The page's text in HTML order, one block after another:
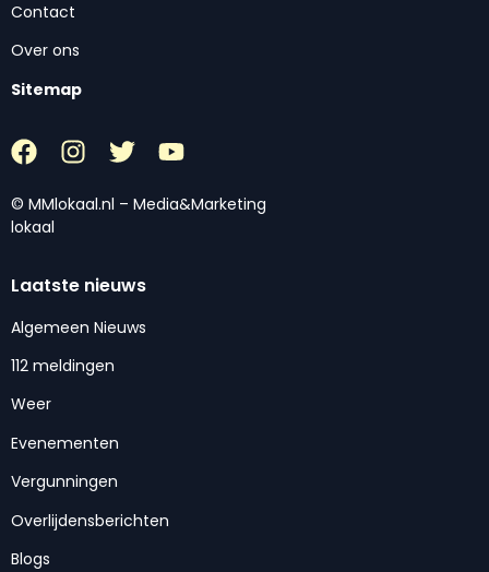
Contact
Over ons
Sitemap
© MMlokaal.nl – Media&Marketing
lokaal
Laatste nieuws
Algemeen Nieuws
112 meldingen
Weer
Evenementen
Vergunningen
Overlijdensberichten
Blogs